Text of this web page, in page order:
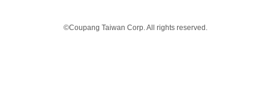
©Coupang Taiwan Corp. All rights reserved.